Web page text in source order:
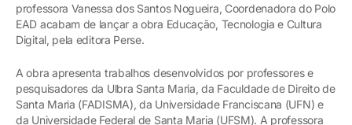
professora Vanessa dos Santos Nogueira, Coordenadora do Polo
EAD acabam de lançar a obra Educação, Tecnologia e Cultura
Digital, pela editora Perse.
A obra apresenta trabalhos desenvolvidos por professores e
pesquisadores da Ulbra Santa Maria, da Faculdade de Direito de
Santa Maria (FADISMA), da Universidade Franciscana (UFN) e
da Universidade Federal de Santa Maria (UFSM). A professora